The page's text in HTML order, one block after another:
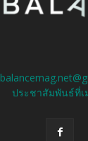
ประชาสัมพันธ์ที่เ